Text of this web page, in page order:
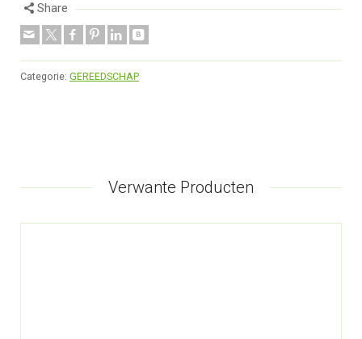
Share
Categorie: GEREEDSCHAP
Verwante Producten